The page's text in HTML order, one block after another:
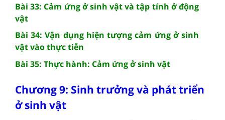
Bài 33: Cảm ứng ở sinh vật và tập tính ở động
vật
Bài 34: Vận dụng hiện tượng cảm ứng ở sinh
vật vào thực tiễn
Bài 35: Thực hành: Cảm ứng ở sinh vật
Chương 9: Sinh trưởng và phát triển
ở sinh vật